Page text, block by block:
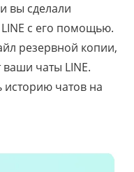
вы сделали
с его помощью.
резервной копии,
ваши чаты LINE.
историю чатов на